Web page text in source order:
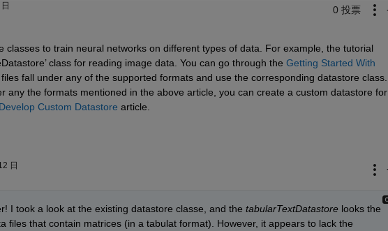
0 投票
classes to train neural networks on different types of data. For example, the tutorial
’ class for reading image data. You can go through the Getting Started With
files fall under any of the supported formats and use the corresponding datastore class.
any the formats mentioned in the above article, you can create a custom datastore for
Develop Custom Datastore article.
日
I took a look at the existing datastore classe, and the tabularTextDatastore looks the